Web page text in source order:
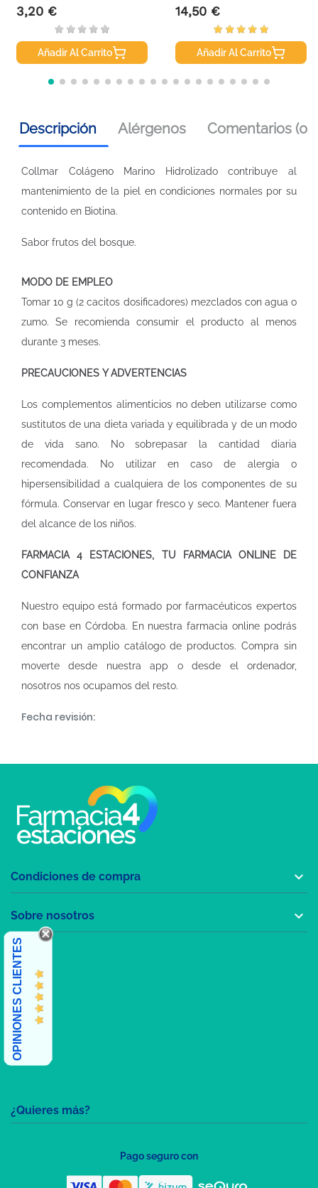
Precio
3,20 €
Añadir Al Carrito
Precio
14,50 €
Añadir Al Carrito
Descripción Alérgenos Comentarios (0)
Collmar Colágeno Marino Hidrolizado contribuye al
mantenimiento de la piel en condiciones normales por su
contenido en Biotina.
Sabor frutos del bosque.
MODO DE EMPLEO
Tomar 10 g (2 cacitos dosificadores) mezclados con agua o
zumo. Se recomienda consumir el producto al menos
durante 3 meses.
PRECAUCIONES Y ADVERTENCIAS
Los complementos alimenticios no deben utilizarse como
sustitutos de una dieta variada y equilibrada y de un modo
de vida sano. No sobrepasar la cantidad diaria
recomendada. No utilizar en caso de alergia o
hipersensibilidad a cualquiera de los componentes de su
fórmula. Conservar en lugar fresco y seco. Mantener fuera
del alcance de los niños.
FARMACIA 4 ESTACIONES, TU FARMACIA ONLINE DE
CONFIANZA
Nuestro equipo está formado por farmacéuticos expertos
con base en Córdoba. En nuestrafarmacia online podrás
encontrar un amplio catálogo de productos. Compra sin
moverte desde nuestra app o desde el ordenador,
nosotros nos ocupamos del resto.
Fecha revisión:
¿Quieres más?
Condiciones de compra 
Sobre nosotros 
OPINIONES CLIENTES
Pago seguro con